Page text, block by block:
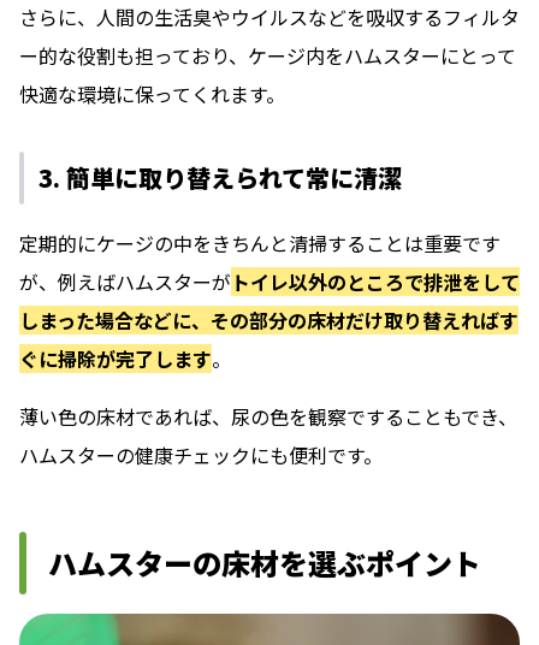
さらに、人間の生活臭やウイルスなどを吸収するフィルタ
ー的な役割も担っており、ケージ内をハムスターにとって
快適な環境に保ってくれます。
3. 簡単に取り替えられて常に清潔
定期的にケージの中をきちんと清掃することは重要です
が、例えばハムスターが トイレ以外のところで排泄をして
しまった場合などに、その部分の床材だけ取り替えればす
ぐに掃除が完了します。
薄い色の床材であれば、尿の色を観察ですることもでき、
ハムスターの健康チェックにも便利です。
ハムスターの床材を選ぶポイント